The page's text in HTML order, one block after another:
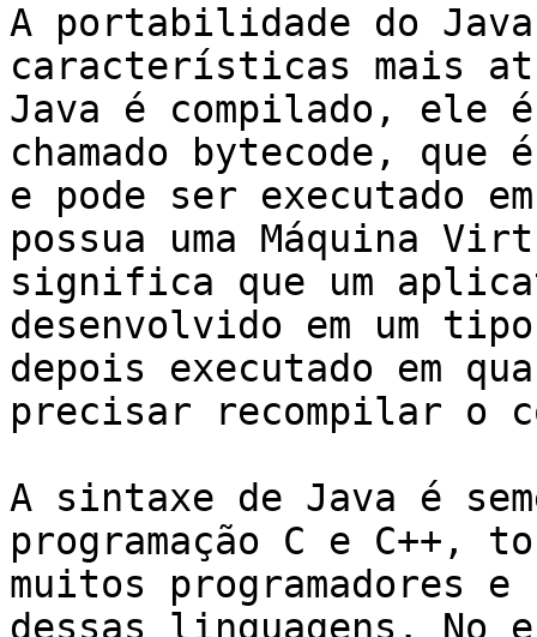
A portabilidade do Java
características mais
Java é compilado, ele
chamado bytecode, que
e pode ser executado
possua uma Máquina
significa que um
desenvolvido em um
depois executado em
precisar recompilar o
A sintaxe de Java é
programação C e C++,
muitos programadores
dessas linguagens. No